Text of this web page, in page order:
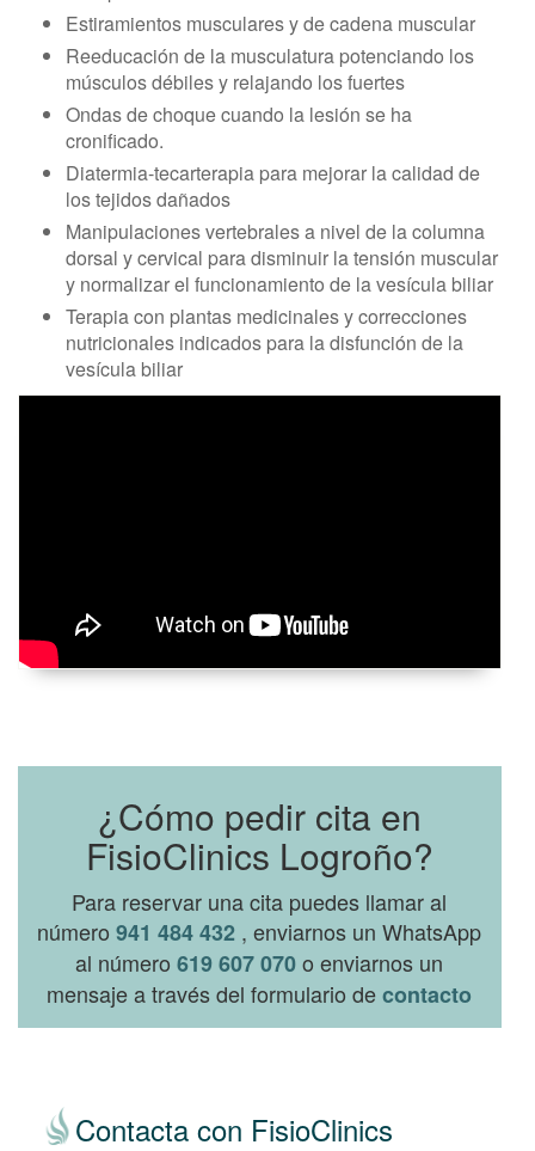
Estiramientos musculares y de cadena muscular
Reeducación de la musculatura potenciando los
músculos débiles y relajando los fuertes
Ondas de choque cuando la lesión se ha
cronificado.
Diatermia-tecarterapia para mejorar la calidad de
los tejidos dañados
Manipulaciones vertebrales a nivel de la columna
dorsal y cervical para disminuir la tensión muscular
y normalizar el funcionamiento de la vesícula biliar
Terapia con plantas medicinales y correcciones
nutricionales indicados para la disfunción de la
vesícula biliar
¿Cómo pedir cita en
FisioClinics Logroño?
Para reservar una cita puedes llamar al
número941 484 432 , enviarnos un WhatsApp
al número619 607 070o enviarnos un
mensaje a través del formulario decontacto
Contacta con FisioClinics